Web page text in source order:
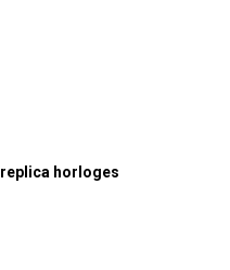
replica horloges